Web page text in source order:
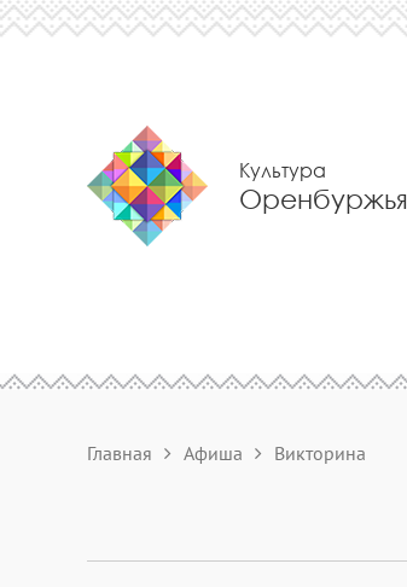
Культура
Оренбуржья
Главная Афиша Викторина